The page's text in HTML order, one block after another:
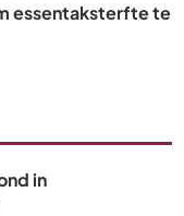
essentaksterfte te
in